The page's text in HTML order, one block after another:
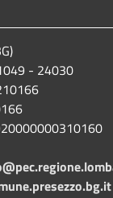
- 24030